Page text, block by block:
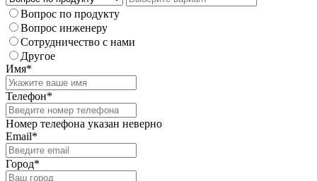
Вопрос по продукту
Вопрос инженеру
Сотрудничество с нами
Другое
Имя*
Телефон*
Номер телефона указан неверно
Email*
Город*